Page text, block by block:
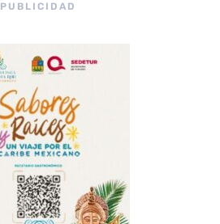
PUBLICIDAD